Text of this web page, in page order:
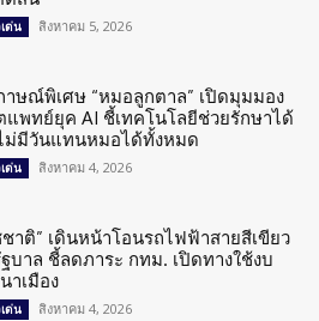
ด่น สิงหาคม 5, 2026
าษณ์พิเศษ “หมอลูกตาล” เปิดมุมมอง
แพทย์ยุค AI ชี้เทคโนโลยีช่วยรักษาได้
ม่มีวันแทนหมอได้ทั้งหมด
ด่น สิงหาคม 4, 2026
าติ” เดินหน้าโอนรถไฟฟ้าสายสีเขียว
บาล ชี้ลดภาระ กทม. เปิดทางใช้งบ
าเมือง
ด่น สิงหาคม 4, 2026